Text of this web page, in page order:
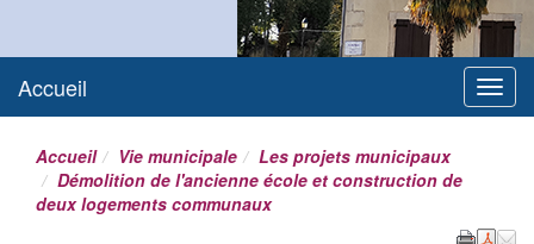
Menu
Accueil
Accueil Vie municipale
Les projets municipaux
Démolition de l'ancienne école et construction de
deux logements communaux